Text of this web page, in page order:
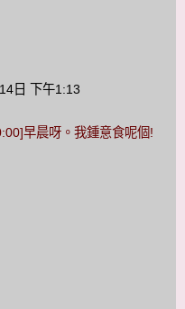
日 下午1:13
早晨呀。我鍾意食呢個!